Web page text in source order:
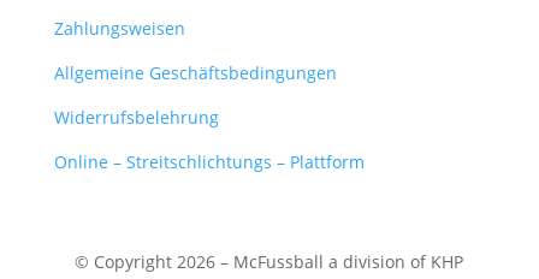
Zahlungsweisen
Allgemeine Geschäftsbedingungen
Widerrufsbelehrung
Online – Streitschlichtungs – Plattform
© Copyright 2026 – McFussball a division of KHP